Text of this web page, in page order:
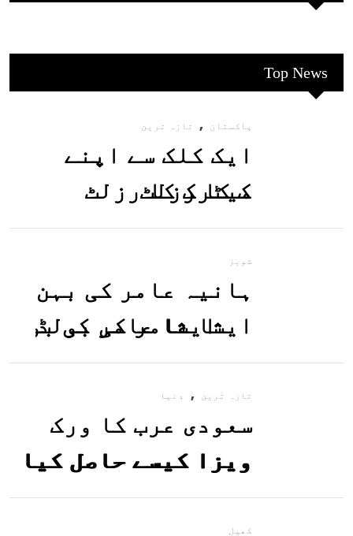
Top News
پاکستان , تازہ ترین
ایک کلک سے اپنے
میٹرک کا رزلٹ
معلوم کریں
شوبز
ہانیہ عامر کی بہن
ایشا عامر کی بولڈ
تصاویر وائرل ہو
گئیں
تازہ ترین , دنیا
سعودی عرب کا ورک
ویزا کیسے حاصل کیا
جاسکتا ہے؟جانیے
کھیل